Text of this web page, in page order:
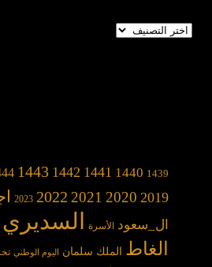
تصنيفات
1439
1440
1441
1442
1443
2019
2020
2021
2022
2023
ال_سعود الأسرة السديري
الغاط الملك سلمان اليوم الوطني